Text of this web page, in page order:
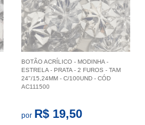
BOTÃO ACRÍLICO - MODINHA -
ESTRELA - PRATA - 2 FUROS - TAM
24"/15,24MM - C/100UND - CÓD
AC111500
por R$ 19,50